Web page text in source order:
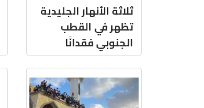
ثلاثة الأنهار الجليدية
تظهر في القطب
الجنوبي فقدانًا
سريعًا للجليد بسبب
ارتفاع درجة حرارة
المحيطات